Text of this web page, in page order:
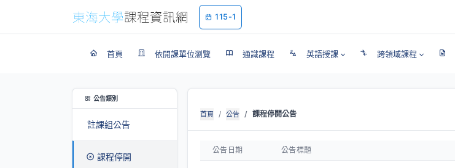
115-1
首頁 依開課單位瀏覽 通識課程 英語授課 跨領域課程
公告類別
註課組公告
課程停開
首頁 公告 課程停開公告
公告日期 公告標題